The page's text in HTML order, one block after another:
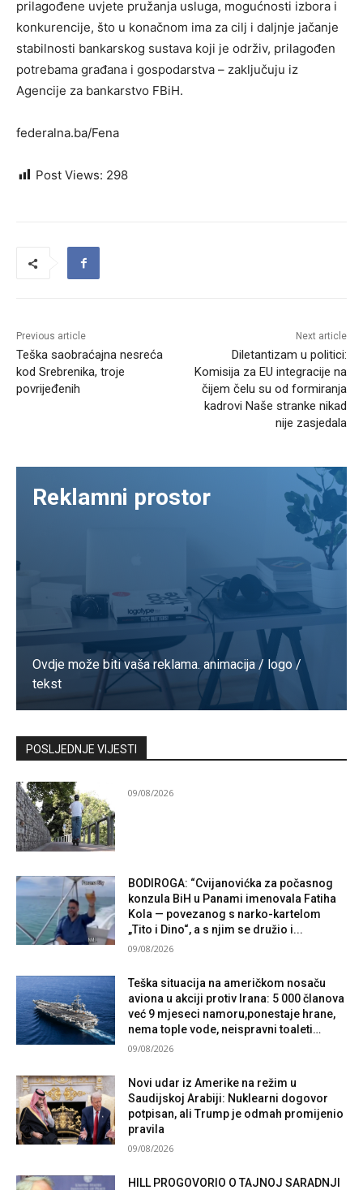
prilagođene uvjete pružanja usluga, mogućnosti izbora i
konkurencije, što u konačnom ima za cilj i daljnje jačanje
stabilnosti bankarskog sustava koji je održiv, prilagođen
potrebama građana i gospodarstva – zaključuju iz
Agencije za bankarstvo FBiH.
federalna.ba/Fena
Post Views: 298
Previous article
Teška saobraćajna nesreća
kod Srebrenika, troje
povrijeđenih
Next article
Diletantizam u politici:
Komisija za EU integracije na
čijem čelu su od formiranja
kadrovi Naše stranke nikad
nije zasjedala
Reklamni prostor
Ovdje može biti vaša reklama. animacija / logo /
tekst
Kontaktirajte nas
POSLJEDNJE VIJESTI
09/08/2026
BODIROGA: “Cvijanovićka za počasnog
konzula BiH u Panami imenovala Fatiha
Kola — povezanog s narko-kartelom
„Tito i Dino“, a s njim se družio i...
09/08/2026
Teška situacija na američkom nosaču
aviona u akciji protiv Irana: 5 000 članova
već 9 mjeseci namoru,ponestaje hrane,
nema tople vode, neispravni toaleti…
09/08/2026
Novi udar iz Amerike na režim u
Saudijskoj Arabiji: Nuklearni dogovor
potpisan, ali Trump je odmah promijenio
pravila
09/08/2026
HILL PROGOVORIO O TAJNOJ SARADNJI